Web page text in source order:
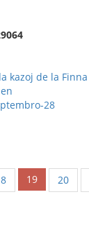
kazoj de la Finna
28
19 20